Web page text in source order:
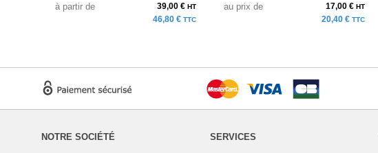
à partir de 39,00 € HT
46,80 € TTC
au prix de 17,00 € HT
20,40 € TTC
NOTRE SOCIÉTÉ SERVICES